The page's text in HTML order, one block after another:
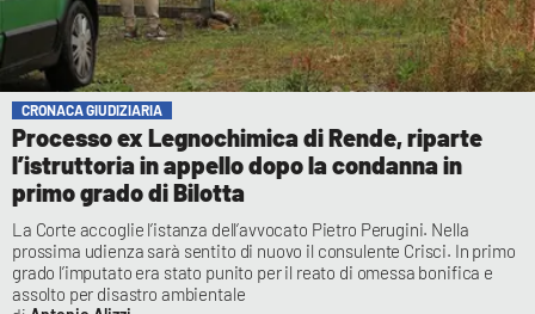
CRONACA GIUDIZIARIA
Processo ex Legnochimica di Rende, riparte
l’istruttoria in appello dopo la condanna in
primo grado di Bilotta
La Corte accoglie l’istanza dell’avvocato Pietro Perugini. Nella
prossima udienza sarà sentito di nuovo il consulente Crisci. In primo
grado l’imputato era stato punito per il reato di omessa bonifica e
assolto per disastro ambientale